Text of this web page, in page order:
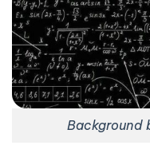
Background